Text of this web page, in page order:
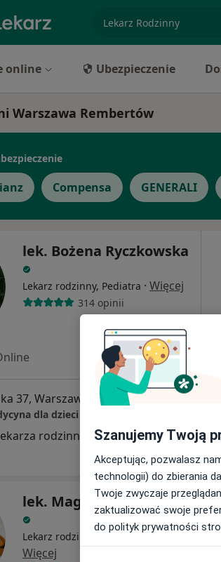
online Ubezpieczenie
Warszawa Rembertów
Compensa GENERALI
lek. Bożena Ryczkowska
Lekarz rodzinny, Pediatra · Więcej
314 opinii
37, Warszawa Mapa
dla dzieci i dorosłych
rodzinnego 350 zł
lek. Magdalena Kałuza
Lekarz rodzinny, Ultrasonografista
Więcej
Szanujemy Twoją
Akceptując, pozwalasz
technologii) do zbierania
Twoje zwyczaje
zaktualizować swoje
do polityk prywatności